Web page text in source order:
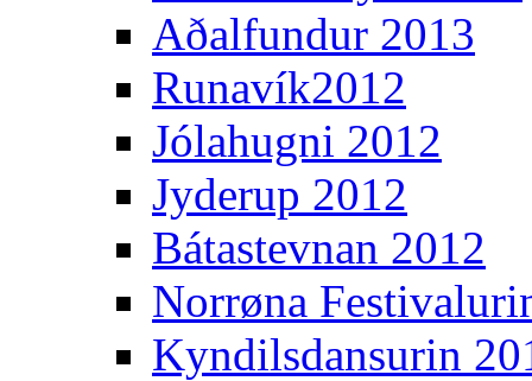
Aðalfundur 2013
Runavík2012
Jólahugni 2012
Jyderup 2012
Bátastevnan 2012
Norrøna
Kyndilsdansurin